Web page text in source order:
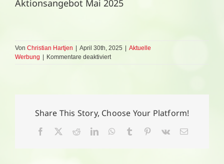
Aktionsangebot Mai 2025
Von Christian Hartjen | April 30th, 2025 | Aktuelle
Werbung | Kommentare deaktiviertfür
Share This Story, Choose Your Platform!
Facebook RedditLinkedInWhatsApp
Tumblr Pinterest
Vk
E-